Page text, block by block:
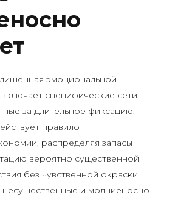
эмоциональной
специфические сети
за длительное фиксацию.
правило
распределяя запасы
вероятно существенной
без чувственной окраски
несущественные и молниеносно